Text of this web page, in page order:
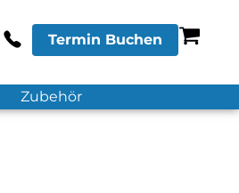
Termin Buchen
Zubehör